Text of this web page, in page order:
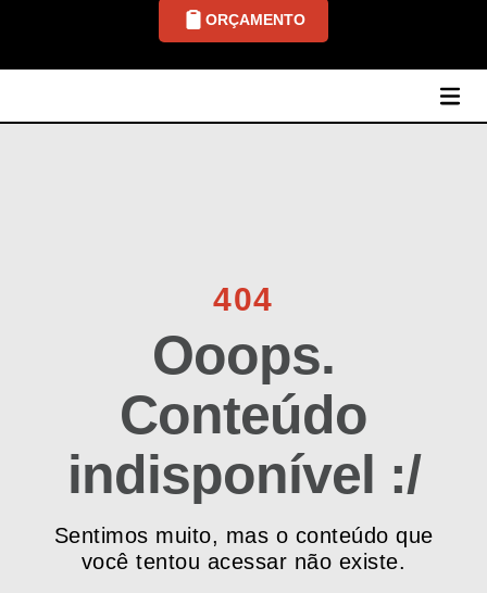
ORÇAMENTO
404
Ooops.
Conteúdo
indisponível :/
Sentimos muito, mas o conteúdo que
você tentou acessar não existe.